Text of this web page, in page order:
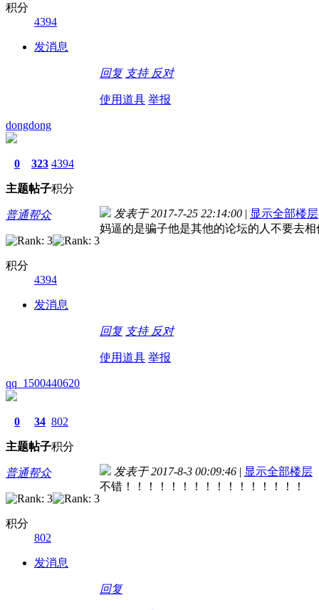
积分
4394
发消息
回复 支持 反对
使用道具 举报
dongdong
0
主题
323
帖子
4394
积分
普通帮众
积分
4394
发消息
发表于 2017-7-25 22:14:00 | 显示全部楼层
妈逼的是骗子他是其他的论坛的人不要去
回复 支持 反对
使用道具 举报
qq_1500440620
0
主题
34
帖子
802
积分
普通帮众
积分
802
发消息
发表于 2017-8-3 00:09:46 | 显示全部楼层
不错！！！！！！！！！！！！！！！！
回复